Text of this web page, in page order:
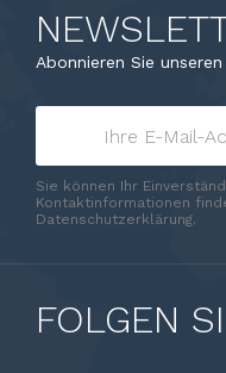
Abonnieren Sie
Sie können Ihr
Kontaktinformationen
Datenschutzerklärung.
FOLGEN